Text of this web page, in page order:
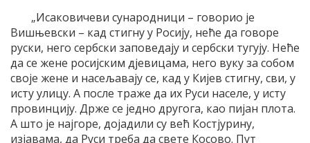
„Исаковичеви сународници – говорио је
Вишњевски – кад стигну у Росију, неће да говоре
руски, него сербски заповедају и сербски тугују. Неће
да се жене росијским дјевицама, него вуку за собом
своје жене и насељавају се, кад у Кијев стигну, сви, у
исту улицу. А после траже да их Руси населе, у исту
провинцију. Држе се једно другога, као пијан плота.
А што је најгоре, дојадили су већ Костјурину,
изјавама, да Руси треба да свете Косово. Пут